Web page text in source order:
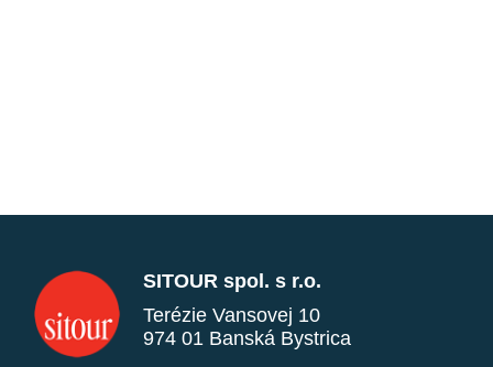
SITOUR spol. s r.o.
Terézie Vansovej 10
974 01 Banská Bystrica